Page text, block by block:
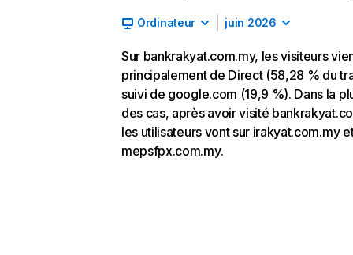
Ordinateur juin 2026
Sur bankrakyat.com.my, les visiteurs
principalement de Direct (58,28 % du
suivi de google.com (19,9 %). Dans la
des cas, après avoir visité
les utilisateurs vont sur irakyat.com.my
mepsfpx.com.my.